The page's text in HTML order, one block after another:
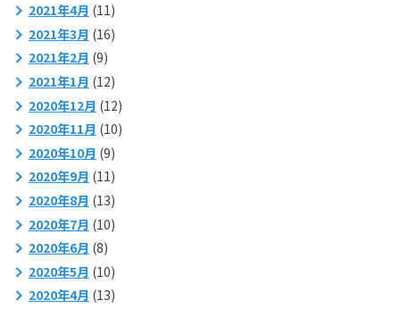
2021年4月 (11)
2021年3月 (16)
2021年2月 (9)
2021年1月 (12)
2020年12月 (12)
2020年11月 (10)
2020年10月 (9)
2020年9月 (11)
2020年8月 (13)
2020年7月 (10)
2020年6月 (8)
2020年5月 (10)
2020年4月 (13)